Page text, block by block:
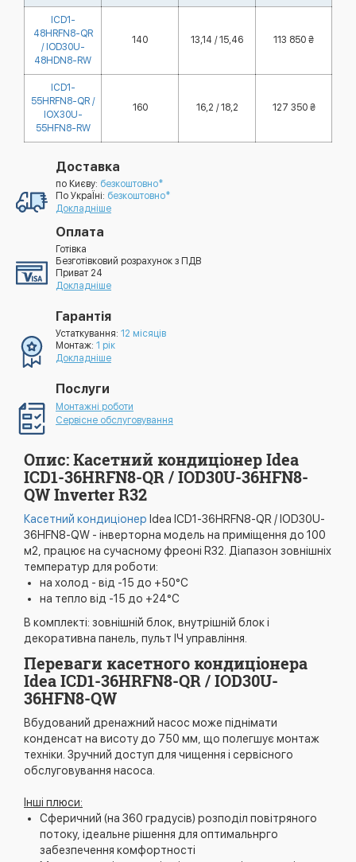
ICD1-
48HRFN8-QR
/ IOD30U-
48HDN8-RW
140 13,14 / 15,46 113 850 ₴
ICD1-
55HRFN8-QR /
IOX30U-
55HFN8-RW
160 16,2 / 18,2 127 350 ₴
Доставка
по Києву: безкоштовно*
По УкраЇні: безкоштовно*
Докладніше
Оплата
Готівка
Безготівковий розрахунок з ПДВ
Приват 24
Докладніше
Гарантія
Устаткування: 12 місяців
Монтаж: 1 рік
Докладніше
Послуги
Монтажні роботи
Сервісне обслуговування
Опис: Касетний кондиціонер Idea
ICD1-36HRFN8-QR / IOD30U-36HFN8-
QW Inverter R32
Касетний кондиціонер Idea ICD1-36HRFN8-QR / IOD30U-
36HFN8-QW - інверторна модель на приміщення до 100
м2, працює на сучасному фреоні R32. Діапазон зовнішніх
температур для роботи:
на холод - від -15 до +50°C
на тепло від -15 до +24°C
В комплекті: зовнішній блок, внутрішній блок і
декоративна панель, пульт ІЧ управління.
Переваги касетного кондиціонера
Idea ICD1-36HRFN8-QR / IOD30U-
36HFN8-QW
Вбудований дренажний насос може піднімати
конденсат на висоту до 750 мм, що полегшує монтаж
техніки. Зручний доступ для чищення і сервісного
обслуговування насоса.
Інші плюси:
Сферичний (на 360 градусів) розподіл повітряного
потоку, ідеальне рішення для оптимальнрго
забезпечення комфортності